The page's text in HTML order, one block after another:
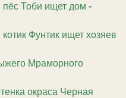
Тоби ищет дом -
Фунтик ищет хозяев
Мраморного
окраса Черная